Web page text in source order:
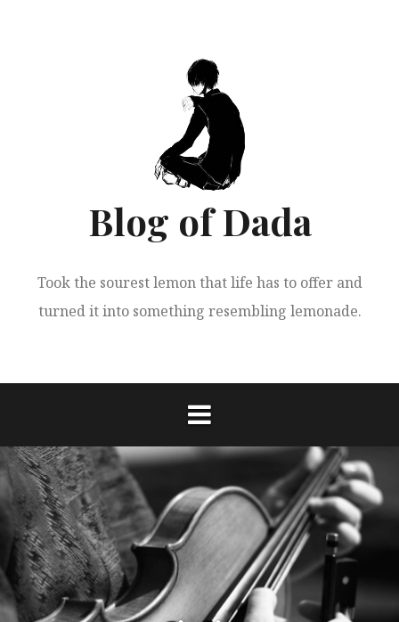
Blog of Dada
Took the sourest lemon that life has to offer and
turned it into something resembling lemonade.